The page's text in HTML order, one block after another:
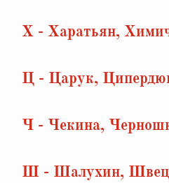
Х - Харатьян,
Ц - Царук,
Ч - Чекина,
Ш - Шалухин,